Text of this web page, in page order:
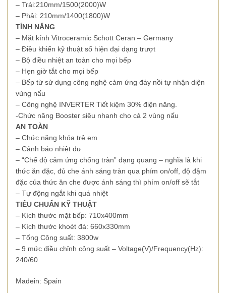
– Trái:210mm/1500(2000)W
– Phải: 210mm/1400(1800)W
TÍNH NĂNG
– Mặt kính Vitroceramic Schott Ceran – Germany
– Ðiều khiển kỹ thuật số hiện đại dạng trượt
– Bộ điều nhiệt an toàn cho mọi bếp
– Hẹn giờ tắt cho mọi bếp
– Bếp từ sử dụng công nghệ cảm ứng đáy nồi tự nhận diện
vùng nấu
– Công nghệ INVERTER Tiết kiệm 30% điện năng.
-Chức năng Booster siêu nhanh cho cả 2 vùng nấu
AN TOÀN
– Chức năng khóa trẻ em
– Cảnh báo nhiệt dư
– “Chế độ cảm ứng chống tràn” dạng quang – nghĩa là khi
thức ăn đặc, đủ che ánh sáng tràn qua phím on/off, độ đậm
đặc của thức ăn che được ánh sáng thì phím on/off sẽ tắt
– Tự động ngắt khi quá nhiệt
TIÊU CHUẨN KỸ THUẬT
– Kích thước mặt bếp: 710x400mm
– Kích thước khoét đá: 660x330mm
– Tổng Công suất: 3800w
– 9 mức điều chỉnh công suất – Voltage(V)/Frequency(Hz):
240/60
Madein: Spain